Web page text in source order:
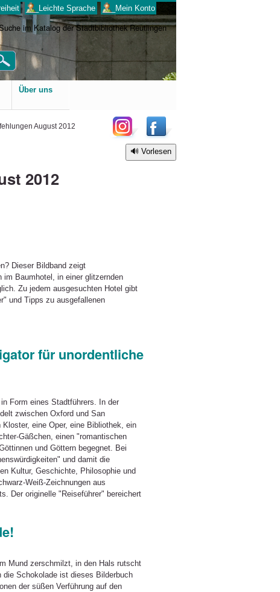
___Leichte Sprache ___Mein Konto
Über uns
August 2012
Vorlesen
2012
Dieser Bildband zeigt
im Baumhotel, in einer glitzernden
Zu jedem ausgesuchten Hotel gibt
und Tipps zu ausgefallenen
für unordentliche
Form eines Stadtführers. In der
zwischen Oxford und San
eine Oper, eine Bibliothek, ein
Gäßchen, einen "romantischen
und Göttern begegnet. Bei
und damit die
Kultur, Geschichte, Philosophie und
Weiß-Zeichnungen aus
Der originelle "Reiseführer" bereichert
Mund zerschmilzt, in den Hals rutscht
Schokolade ist dieses Bilderbuch
der süßen Verführung auf den